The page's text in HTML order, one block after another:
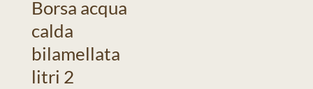
Borsa acqua
calda
bilamellata
litri 2